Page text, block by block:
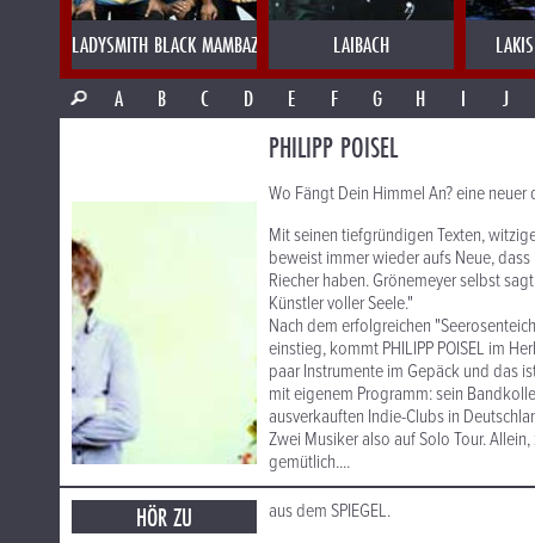
LADYSMITH BLACK MAMBAZO LAIBACH
A
B C D E F G H I J
PHILIPP POISEL
Wo Fängt Dein Himmel An? eine neuer
Mit seinen tiefgründigen Texten,
beweist immer wieder aufs Neue,
Riecher haben. Grönemeyer selbst
Künstler voller Seele."
Nach dem erfolgreichen
einstieg, kommt PHILIPP POISEL im
paar Instrumente im Gepäck und das
mit eigenem Programm: sein
ausverkauften Indie-Clubs in
Zwei Musiker also auf Solo Tour.
gemütlich....
HÖR ZU
aus dem SPIEGEL.